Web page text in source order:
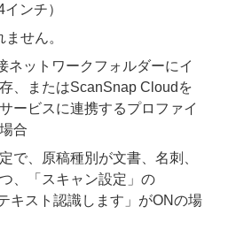
ンチ）
せん。
ネットワークフォルダーにイ
、またはScanSnap Cloudを
ービスに連携するプロファイ
合
で、原稿種別が文書、名刺、
、「スキャン設定」の
キスト認識します」がONの場